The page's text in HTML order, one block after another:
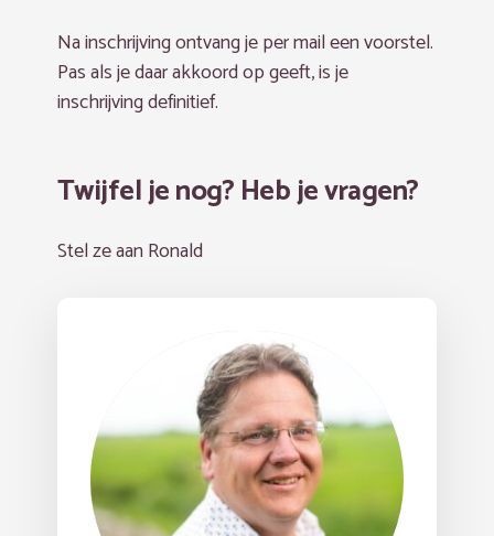
Na inschrijving ontvang je per mail een voorstel.
Pas als je daar akkoord op geeft, is je
inschrijving definitief.
Twijfel je nog? Heb je vragen?
Stel ze aan Ronald